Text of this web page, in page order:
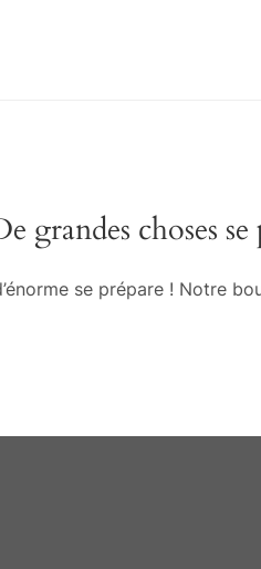
grandes choses
se prépare ! Notre